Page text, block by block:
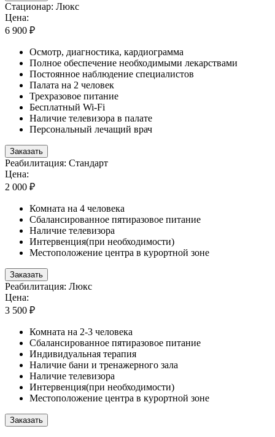
Стационар: Люкс
Цена:
6 900 ₽
Осмотр, диагностика, кардиограмма
Полное обеспечение необходимыми лекарствами
Постоянное наблюдение специалистов
Палата на 2 человек
Трехразовое питание
Бесплатный Wi-Fi
Наличие телевизора в палате
Персональный лечащий врач
Заказать
Реабилитация: Стандарт
Цена:
2 000 ₽
Комната на 4 человека
Сбалансированное пятиразовое питание
Наличие телевизора
Интервенция(при необходимости)
Местоположение центра в курортной зоне
Заказать
Реабилитация: Люкс
Цена:
3 500 ₽
Комната на 2-3 человека
Сбалансированное пятиразовое питание
Индивидуальная терапия
Наличие бани и тренажерного зала
Наличие телевизора
Интервенция(при необходимости)
Местоположение центра в курортной зоне
Заказать